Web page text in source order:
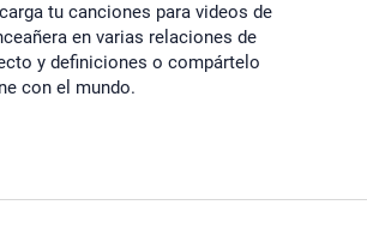
tu canciones para videos de
en varias relaciones de
y definiciones o compártelo
con el mundo.